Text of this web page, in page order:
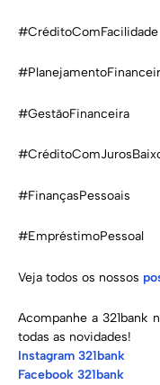
#CréditoComFacilidade
#GestãoFinanceira
#FinançasPessoais
#EmpréstimoPessoal
Veja todos os nossos
Acompanhe a 321bank
todas as novidades!
Instagram 321bank
Facebook 321bank